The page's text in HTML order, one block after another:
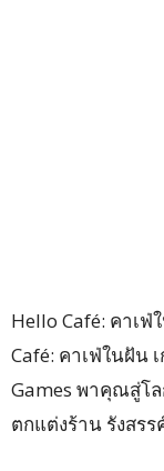
Hello Café: คาเฟ่
Café: คาเฟ่ในฝัน
Games พาคุณสู่โ
ตกแต่งร้าน รังสร